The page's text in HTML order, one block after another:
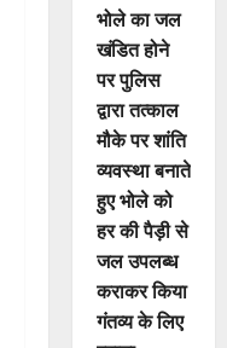
भोले का जल
खंडित होने
पर पुलिस
द्वारा तत्काल
मौके पर शांति
व्यवस्था बनाते
हुए भोले को
हर की पैड़ी से
जल उपलब्ध
कराकर किया
गंतव्य के लिए